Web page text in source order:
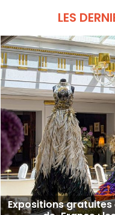
Dôme, qui
LES
Expositions gratuites